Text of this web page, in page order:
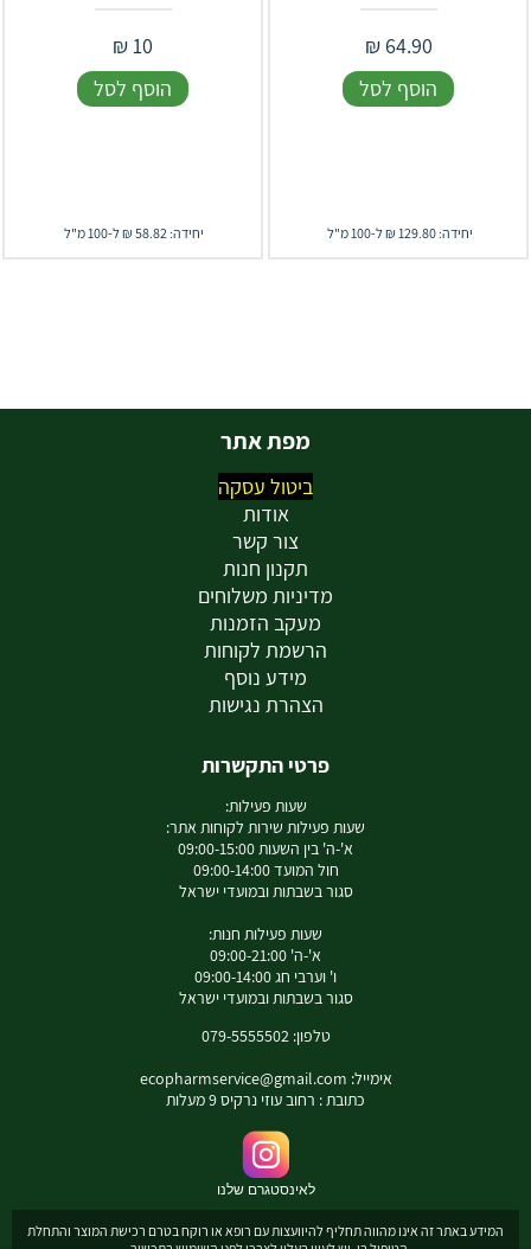
64.90
₪
הוסף לסל
יחידה: 129.80 ₪ ל-100 מ"ל
10
₪
הוסף לסל
יחידה: 58.82 ₪ ל-100 מ"ל
מפת אתר
ביטול עסקה
אודות
צור קשר
תקנון חנות
מדיניות משלוחים
מעקב הזמנות
הרשמת לקוחות
מידע נוסף
הצהרת נגישות
פרטי התקשרות
שעות פעילות:
שעות פעילות שירות לקוחות אתר:
א'-ה' בין השעות 09:00-15:00
חול המועד 09:00-14:00
סגור בשבתות ובמועדי ישראל
שעות פעילות חנות:
א'-ה' 09:00-21:00
ו' וערבי חג 09:00-14:00
סגור בשבתות ובמועדי ישראל
טלפון: 079-5555502
אימייל: ecopharmservice@gmail.com
כתובת : רחוב עוזי נרקיס 9 מעלות
לאינסטגרם שלנו
המידע באתר זה אינו מהווה תחליף להיוועצות עם רופא או רוקח בטרם רכישת המוצר והתחלת